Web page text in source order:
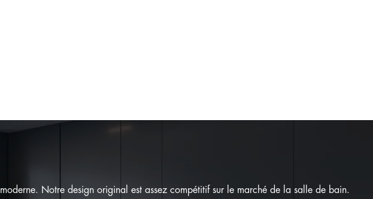
Notre design original est assez compétitif sur le marché de la salle de bain.